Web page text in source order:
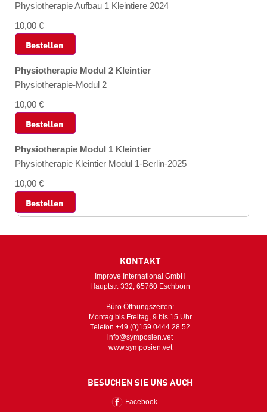
Physiotherapie Aufbau 1 Kleintiere 2024
10,00 €
Bestellen
Physiotherapie Modul 2 Kleintier
Physiotherapie-Modul 2
10,00 €
Bestellen
Physiotherapie Modul 1 Kleintier
Physiotherapie Kleintier Modul 1-Berlin-2025
10,00 €
Bestellen
KONTAKT
Improve International GmbH
Hauptstr. 332, 65760 Eschborn
Büro Öffnungszeiten:
Montag bis Freitag, 9 bis 15 Uhr
Telefon +49 (0)159 0444 28 52
info@symposien.vet
www.symposien.vet
BESUCHEN SIE UNS AUCH
Facebook